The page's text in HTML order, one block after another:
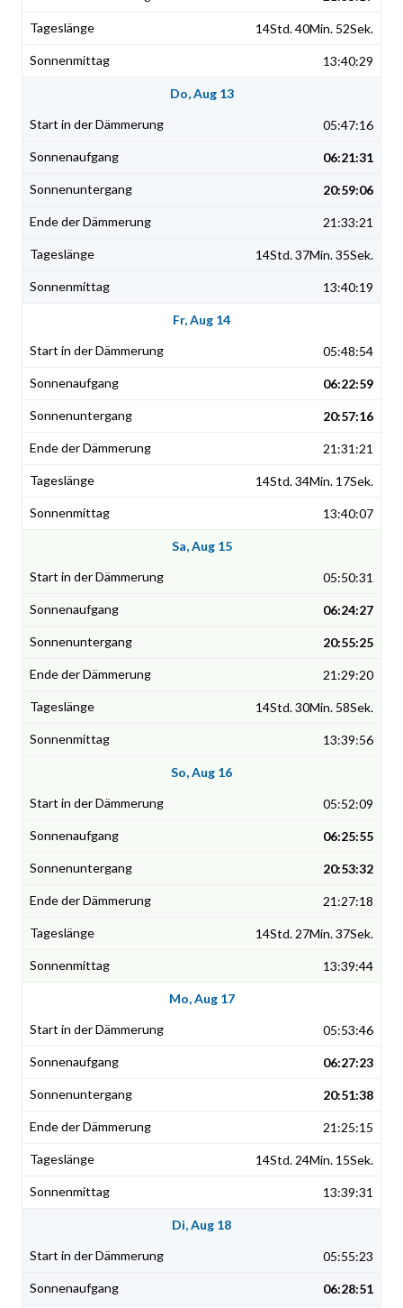
14Std. 40Min. 52Sek.
13:40:29
Do, Aug 13
05:47:16
06:21:31
20:59:06
21:33:21
14Std. 37Min. 35Sek.
13:40:19
Fr, Aug 14
05:48:54
06:22:59
20:57:16
21:31:21
14Std. 34Min. 17Sek.
13:40:07
Sa, Aug 15
05:50:31
06:24:27
20:55:25
21:29:20
14Std. 30Min. 58Sek.
13:39:56
So, Aug 16
05:52:09
06:25:55
20:53:32
21:27:18
14Std. 27Min. 37Sek.
13:39:44
Mo, Aug 17
05:53:46
06:27:23
20:51:38
21:25:15
14Std. 24Min. 15Sek.
13:39:31
Di, Aug 18
05:55:23
06:28:51